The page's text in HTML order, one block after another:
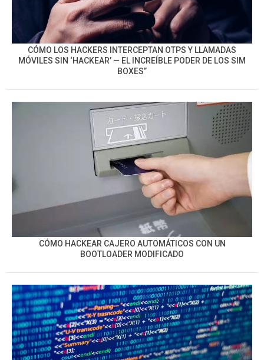
CÓMO LOS HACKERS INTERCEPTAN OTPS Y LLAMADAS
MÓVILES SIN ‘HACKEAR’ — EL INCREÍBLE PODER DE LOS SIM
BOXES”
CÓMO HACKEAR CAJERO AUTOMÁTICOS CON UN
BOOTLOADER MODIFICADO